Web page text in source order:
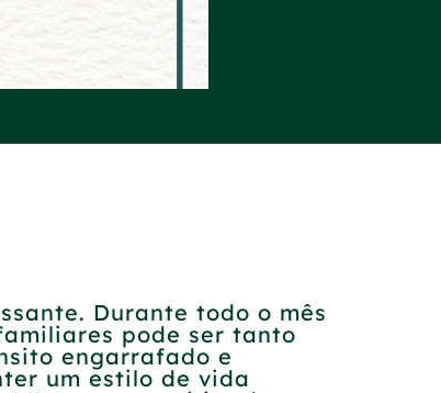
Durante todo o mês
pode ser tanto
engarrafado e
um estilo de vida